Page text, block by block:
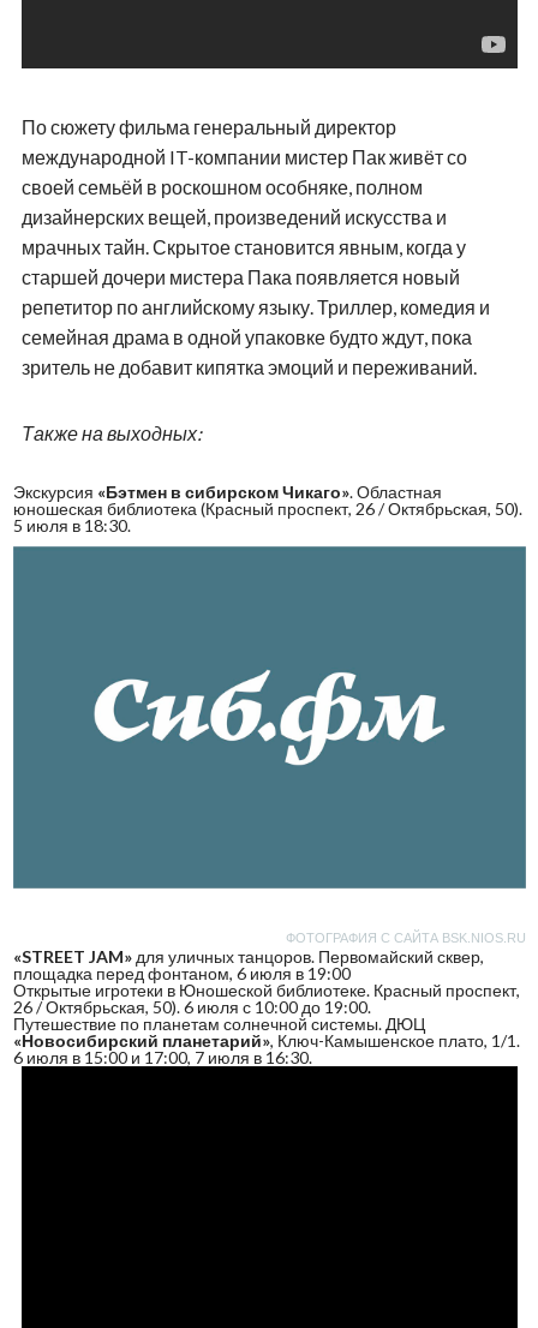
По сюжету фильма генеральный директор
международной IT-компании мистер Пак живёт со
своей семьёй в роскошном особняке, полном
дизайнерских вещей, произведений искусства и
мрачных тайн. Скрытое становится явным, когда у
старшей дочери мистера Пака появляется новый
репетитор по английскому языку. Триллер, комедия и
семейная драма в одной упаковке будто ждут, пока
зритель не добавит кипятка эмоций и переживаний.
Также на выходных:
Экскурсия «Бэтмен в сибирском Чикаго». Областная
юношеская библиотека (Красный проспект, 26 / Октябрьская, 50).
5 июля в 18:30.
ФОТОГРАФИЯ С САЙТА BSK.NIOS.RU
«STREET JAM»для уличных танцоров. Первомайский сквер,
площадка перед фонтаном, 6 июля в 19:00
Открытые игротеки в Юношеской библиотеке. Красный проспект,
26 / Октябрьская, 50). 6 июля с 10:00 до 19:00.
Путешествие по планетам солнечной системы. ДЮЦ
«Новосибирский планетарий», Ключ-Камышенское плато, 1/1.
6 июля в 15:00 и 17:00, 7 июля в 16:30.